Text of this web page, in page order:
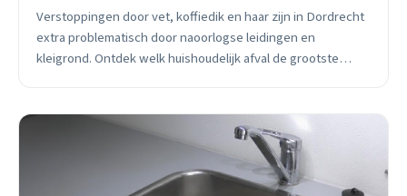
Verstoppingen door vet, koffiedik en haar zijn in Dordrecht
extra problematisch door naoorlogse leidingen en
kleigrond. Ontdek welk huishoudelijk afval de grootste